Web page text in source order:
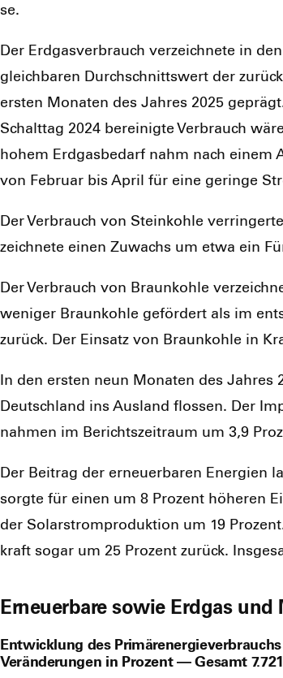
se.
Der Erd­gas­ver­brauch ver­zeich­ne­te in
gleich­ba­ren Durch­schnitts­wert der
ers­ten Mona­ten des Jah­res 2025
Schalt­tag 2024 berei­nig­te Ver­brauch
hohem Erd­gas­be­darf nahm nach einem
von Febru­ar bis April für eine gerin­ge
Der Ver­brauch von Stein­koh­le
zeich­ne­te einen Zuwachs um etwa ein
Der Ver­brauch von Braun­koh­le
weni­ger Braun­koh­le geför­dert als im
zurück. Der Ein­satz von Braun­koh­le in
In den ers­ten neun Mona­ten des
Deutsch­land ins Aus­land flos­sen. Der
nah­men im Berichts­zeit­raum um 3,9
Der Bei­trag der erneu­er­ba­ren Ener­gien
sorg­te für einen um 8 Pro­zent höhe­ren
der Solar­strom­pro­duk­ti­on um 19
kraft sogar um 25 Pro­zent zurück.
Erneuerbare sowie Erdgas
Entwicklung des
Veränderungen in Prozent — Gesamt